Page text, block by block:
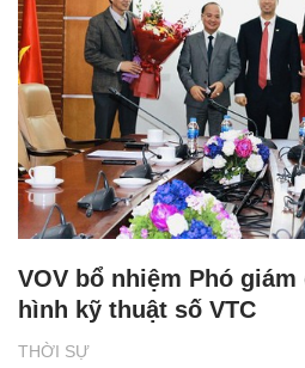
THỜI SỰ
VOV bổ nhiệm Phó
hình kỹ thuật số VTC